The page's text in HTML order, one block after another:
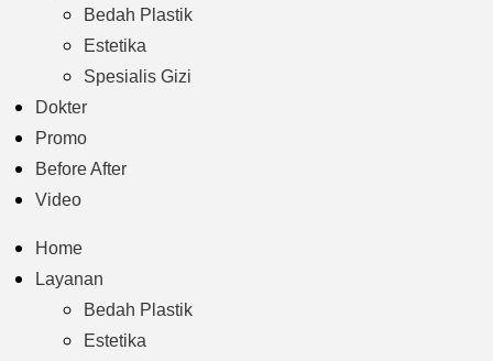
Bedah Plastik
Estetika
Spesialis Gizi
Dokter
Promo
Before After
Video
Home
Layanan
Bedah Plastik
Estetika